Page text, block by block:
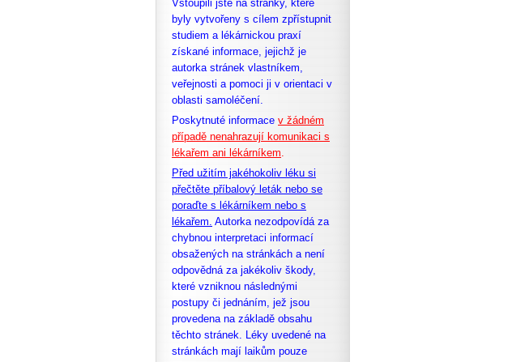
Vstoupili jste na stránky, které
byly vytvořeny s cílem zpřístupnit
studiem a lékárnickou praxí
získané informace, jejichž je
autorka stránek vlastníkem,
veřejnosti a pomoci ji v orientaci v
oblasti samoléčení.
Poskytnuté informace v žádném
případě nenahrazují komunikaci s
lékařem ani lékárníkem.
Před užitím jakéhokoliv léku si
přečtěte příbalový leták nebo se
poraďte s lékárníkem nebo s
lékařem. Autorka nezodpovídá za
chybnou interpretaci informací
obsažených na stránkách a není
odpovědná za jakékoliv škody,
které vzniknou následnými
postupy či jednáním, jež jsou
provedena na základě obsahu
těchto stránek. Léky uvedené na
stránkách mají laikům pouze